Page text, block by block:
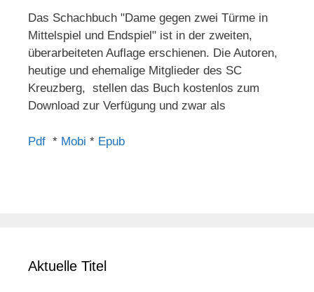
Das Schachbuch "Dame gegen zwei Türme in
Mittelspiel und Endspiel" ist in der zweiten,
überarbeiteten Auflage erschienen. Die Autoren,
heutige und ehemalige Mitglieder des SC
Kreuzberg, stellen das Buch kostenlos zum
Download zur Verfügung und zwar als
Pdf * Mobi * Epub
Aktuelle Titel